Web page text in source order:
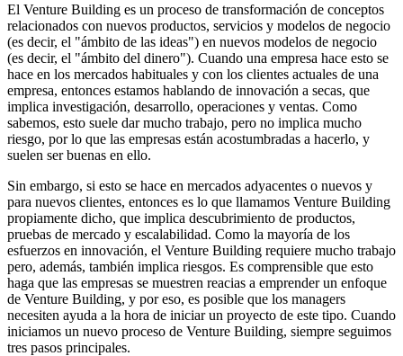
El Venture Building es un proceso de transformación de conceptos
relacionados con nuevos productos, servicios y modelos de negocio
(es decir, el "ámbito de las ideas") en nuevos modelos de negocio
(es decir, el "ámbito del dinero"). Cuando una empresa hace esto se
hace en los mercados habituales y con los clientes actuales de una
empresa, entonces estamos hablando de innovación a secas, que
implica investigación, desarrollo, operaciones y ventas. Como
sabemos, esto suele dar mucho trabajo, pero no implica mucho
riesgo, por lo que las empresas están acostumbradas a hacerlo, y
suelen ser buenas en ello.
Sin embargo, si esto se hace en mercados adyacentes o nuevos y
para nuevos clientes, entonces es lo que llamamos Venture Building
propiamente dicho, que implica descubrimiento de productos,
pruebas de mercado y escalabilidad. Como la mayoría de los
esfuerzos en innovación, el Venture Building requiere mucho trabajo
pero, además, también implica riesgos. Es comprensible que esto
haga que las empresas se muestren reacias a emprender un enfoque
de Venture Building, y por eso, es posible que los managers
necesiten ayuda a la hora de iniciar un proyecto de este tipo. Cuando
iniciamos un nuevo proceso de Venture Building, siempre seguimos
tres pasos principales.